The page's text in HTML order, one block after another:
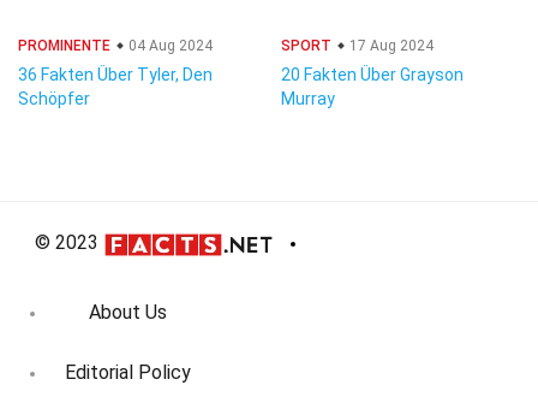
PROMINENTE 04 Aug 2024
36 Fakten Über Tyler, Den
Schöpfer
SPORT 17 Aug 2024
20 Fakten Über Grayson
Murray
© 2023
About Us
Editorial Policy